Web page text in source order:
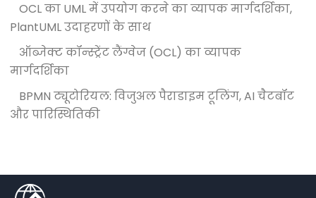
OCL का UML में उपयोग करने का व्यापक मार्गदर्शिका,
PlantUML उदाहरणों के साथ
ऑब्जेक्ट कॉन्स्ट्रेंट लैंग्वेज (OCL) का व्यापक
मार्गदर्शिका
BPMN ट्यूटोरियल: विजुअल पैराडाइम टूलिंग, AI चैटबॉट
और पारिस्थितिकी